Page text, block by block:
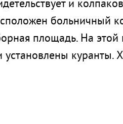
и
больничный
площадь. На